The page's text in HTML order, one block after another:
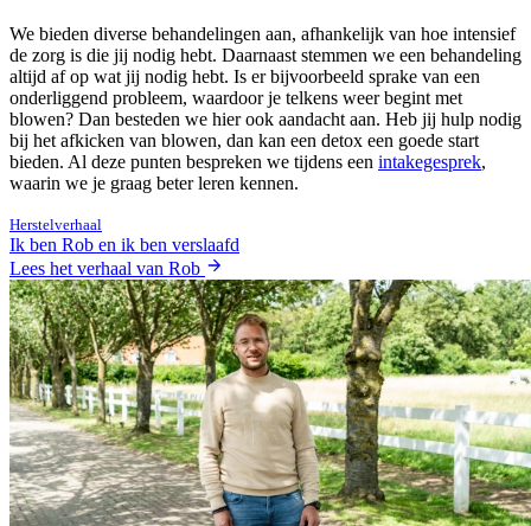
We bieden diverse behandelingen aan, afhankelijk van hoe intensief
de zorg is die jij nodig hebt. Daarnaast stemmen we een behandeling
altijd af op wat jij nodig hebt. Is er bijvoorbeeld sprake van een
onderliggend probleem, waardoor je telkens weer begint met
blowen? Dan besteden we hier ook aandacht aan. Heb jij hulp nodig
bij het afkicken van blowen, dan kan een detox een goede start
bieden. Al deze punten bespreken we tijdens een intakegesprek,
waarin we je graag beter leren kennen.
Herstelverhaal
Ik ben Rob en ik ben verslaafd
Lees het verhaal van Rob